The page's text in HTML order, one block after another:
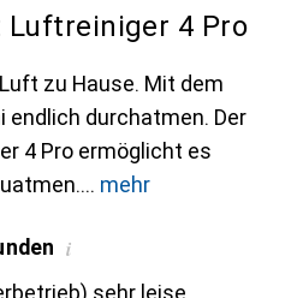
Luftreiniger 4 Pro
zu Hause. Mit dem
endlich durchatmen. Der
4 Pro ermöglicht es
mehr
i
sehr leise